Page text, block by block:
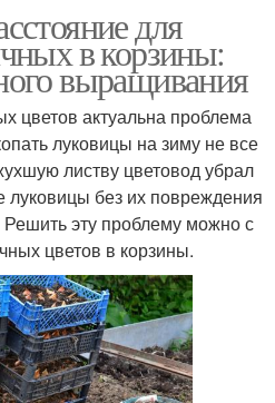
для
в корзины:
выращивания
цветов актуальна проблема
луковицы на зиму не все
листву цветовод убрал
луковицы без их повреждения
эту проблему можно с
цветов в корзины.